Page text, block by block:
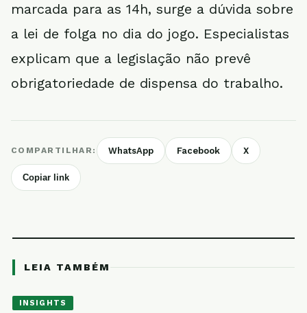
marcada para as 14h, surge a dúvida sobre
a lei de folga no dia do jogo. Especialistas
explicam que a legislação não prevê
obrigatoriedade de dispensa do trabalho.
COMPARTILHAR: WhatsApp Facebook X
Copiar link
LEIA TAMBÉM
INSIGHTS